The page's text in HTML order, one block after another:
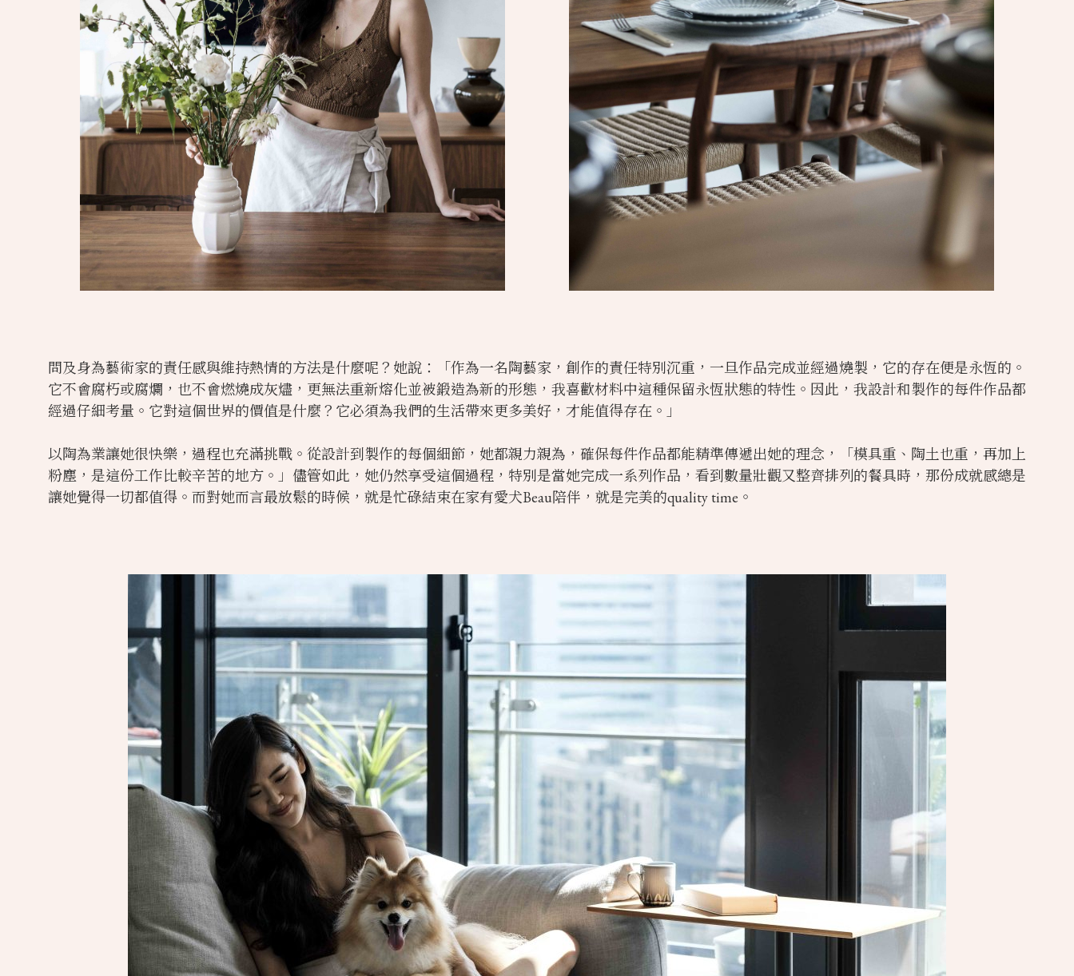
問及身為藝術家的責任感與維持熱情的方法是什麼呢？她說：「作為一名陶藝家，創作的責任特別沉重，一旦作品完成並經過燒製，它的存在便是永恆的。
它不會腐朽或腐爛，也不會燃燒成灰燼，更無法重新熔化並被鍛造為新的形態，我喜歡材料中這種保留永恆狀態的特性。因此，我設計和製作的每件作品都
經過仔細考量。它對這個世界的價值是什麼？它必須為我們的生活帶來更多美好，才能值得存在。」
以陶為業讓她很快樂，過程也充滿挑戰。從設計到製作的每個細節，她都親力親為，確保每件作品都能精準傳遞出她的理念，「模具重、陶土也重，再加上
粉塵，是這份工作比較辛苦的地方。」儘管如此，她仍然享受這個過程，特別是當她完成一系列作品，看到數量壯觀又整齊排列的餐具時，那份成就感總是
讓她覺得一切都值得​。而對她而言最放鬆的時候，就是忙碌結束在家有愛犬Beau陪伴，就是完美的quality time。